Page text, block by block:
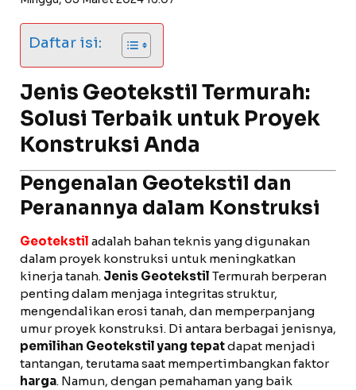
Daftar isi:
Jenis Geotekstil Termurah:
Solusi Terbaik untuk Proyek
Konstruksi Anda
Pengenalan Geotekstil dan
Peranannya dalam Konstruksi
Geotekstil adalah bahan teknis yang digunakan
dalam proyek konstruksi untuk meningkatkan
kinerja tanah. Jenis Geotekstil Termurah berperan
penting dalam menjaga integritas struktur,
mengendalikan erosi tanah, dan memperpanjang
umur proyek konstruksi. Di antara berbagai jenisnya,
pemilihan Geotekstil yang tepatdapat menjadi
tantangan, terutama saat mempertimbangkan faktor
harga. Namun, dengan pemahaman yang baik